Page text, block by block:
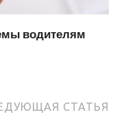
водителям
СТАТЬЯ